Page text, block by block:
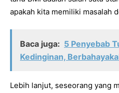
apakah kita memiliki masalah
Baca juga: 5 Penyebab
Kedinginan,
Lebih lanjut, seseorang yang